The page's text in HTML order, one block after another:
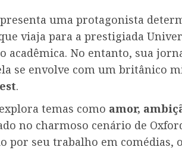
uma protagonista
viaja para a prestigiada
acadêmica. No entanto, sua
se envolve com um britânico
.
temas como amor,
no charmoso cenário de
por seu trabalho em